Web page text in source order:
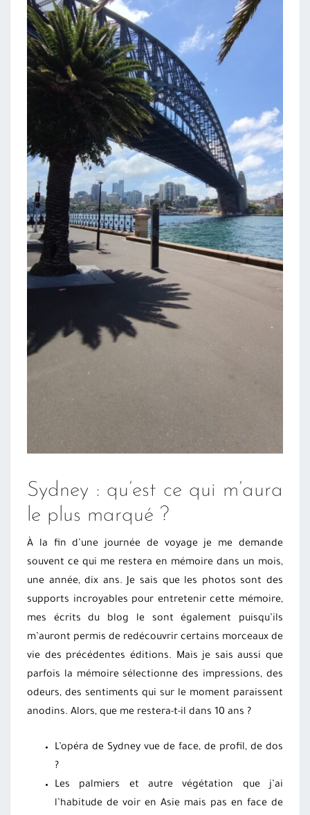
Sydney : qu’est ce qui m’aura
le plus marqué ?
À la fin d’une journée de voyage je me demande
souvent ce qui me restera en mémoire dans un mois,
une année, dix ans. Je sais que les photos sont des
supports incroyables pour entretenir cette mémoire,
mes écrits du blog le sont également puisqu’ils
m’auront permis de redécouvrir certains morceaux de
vie des précédentes éditions. Mais je sais aussi que
parfois la mémoire sélectionne des impressions, des
odeurs, des sentiments qui sur le moment paraissent
anodins. Alors, que me restera-t-il dans 10 ans ?
L’opéra de Sydney vue de face, de profil, de dos
?
Les palmiers et autre végétation que j’ai
l’habitude de voir en Asie mais pas en face de